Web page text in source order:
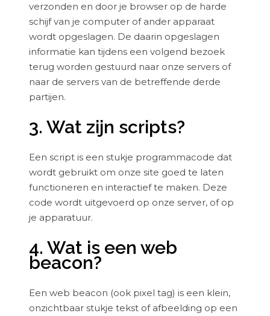
verzonden en door je browser op de harde
schijf van je computer of ander apparaat
wordt opgeslagen. De daarin opgeslagen
informatie kan tijdens een volgend bezoek
terug worden gestuurd naar onze servers of
naar de servers van de betreffende derde
partijen.
3. Wat zijn scripts?
Een script is een stukje programmacode dat
wordt gebruikt om onze site goed te laten
functioneren en interactief te maken. Deze
code wordt uitgevoerd op onze server, of op
je apparatuur.
4. Wat is een web
beacon?
Een web beacon (ook pixel tag) is een klein,
onzichtbaar stukje tekst of afbeelding op een